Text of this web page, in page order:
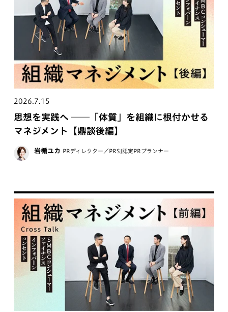
2026.7.15
思想を実践へ ──「体質」を組織に根付かせる
マネジメント【鼎談後編】
岩楯ユカ PRディレクター／PRSJ認定PRプランナー